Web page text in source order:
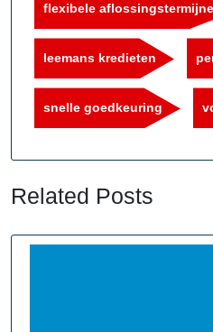
flexibele
leemans kredieten
snelle goedkeuring
Related Posts